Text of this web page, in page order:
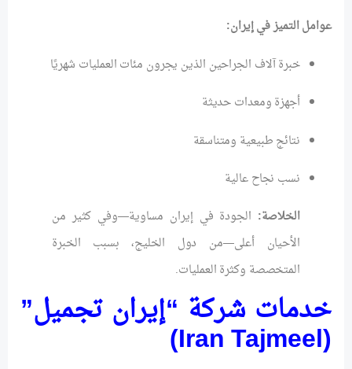
عوامل التميز في إيران:
خبرة آلاف الجراحين الذين يجرون مئات العمليات شهريًا
أجهزة ومعدات حديثة
نتائج طبيعية ومتناسقة
نسب نجاح عالية
الخلاصة: الجودة في إيران مساوية—وفي كثير من
الأحيان أعلى—من دول الخليج، بسبب الخبرة
المتخصصة وكثرة العمليات.
خدمات شركة “إيران تجميل”
(Iran Tajmeel)